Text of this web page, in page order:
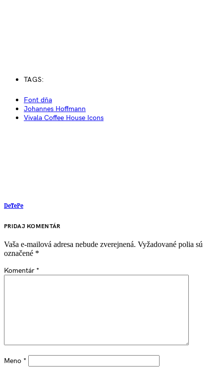
TAGS:
Font dňa
Johannes Hoffmann
Vivala Coffee House Icons
DeTePe
PRIDAJ KOMENTÁR
Vaša e-mailová adresa nebude zverejnená. Vyžadované polia sú
označené *
Komentár *
Meno *